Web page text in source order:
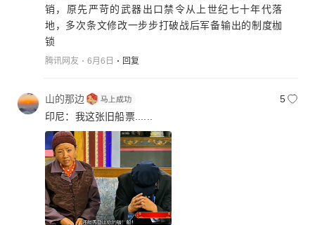
销，原先严苛的武器出口禁令从上世纪七十年代落
地，多次条文修改一步步打破战后军备输出的制度枷
锁
腾讯网友 6月6日 回复
山的那边
5
印尼：我这张旧船票......